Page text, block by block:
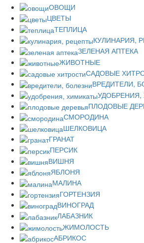
ОВОЩИ
ЦВЕТЫ
ТЕПЛИЦА
КУЛИНАРИЯ,
ЗЕЛЕНАЯ АПТЕКА
ЖИВОТНЫЕ
САДОВЫЕ
ВРЕДИТЕЛИ,
ПЛОДОВЫЕ
СМОРОДИНА
ШЕЛКОВИЦА
ГРАНАТ
ПЕРСИК
ВИШНЯ
ЯБЛОНЯ
МАЛИНА
ГОРТЕНЗИЯ
ВИНОГРАД
ЛАБАЗНИК
ЖИМОЛОСТЬ
АБРИКОС